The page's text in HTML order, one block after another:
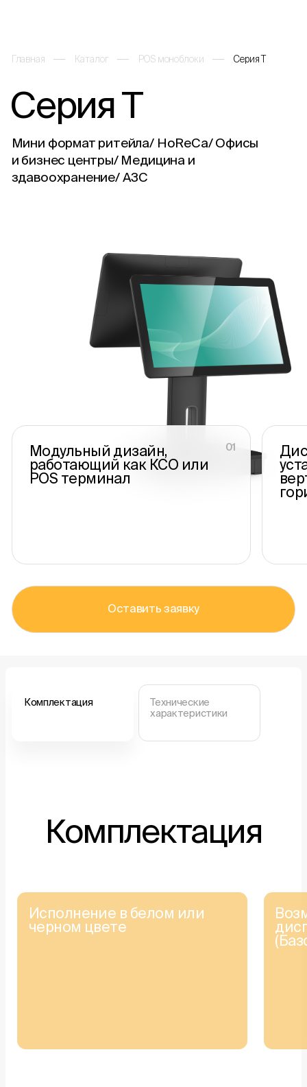
Главная Каталог POS моноблоки Серия Т
Серия Т
Мини формат ритейла/ HoReCa/ Офисы
и бизнес центры/ Медицина и
здавоохранение/ АЗС
01
Модульный дизайн,
работающий как КСО или
POS терминал
Оставить заявку
Комплектация
Технические
характеристики
Комплектация
Исполнение в белом или
черном цвете
Каталог
О компании